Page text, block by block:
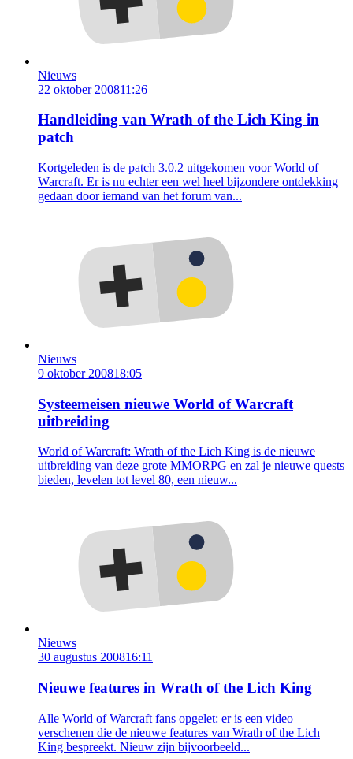
Nieuws
22 oktober 200811:26
Handleiding van Wrath of the Lich King in
patch
Kortgeleden is de patch 3.0.2 uitgekomen voor World of
Warcraft. Er is nu echter een wel heel bijzondere ontdekking
gedaan door iemand van het forum van...
Nieuws
9 oktober 200818:05
Systeemeisen nieuwe World of Warcraft
uitbreiding
World of Warcraft: Wrath of the Lich King is de nieuwe
uitbreiding van deze grote MMORPG en zal je nieuwe quests
bieden, levelen tot level 80, een nieuw...
Nieuws
30 augustus 200816:11
Nieuwe features in Wrath of the Lich King
Alle World of Warcraft fans opgelet: er is een video
verschenen die de nieuwe features van Wrath of the Lich
King bespreekt. Nieuw zijn bijvoorbeeld...